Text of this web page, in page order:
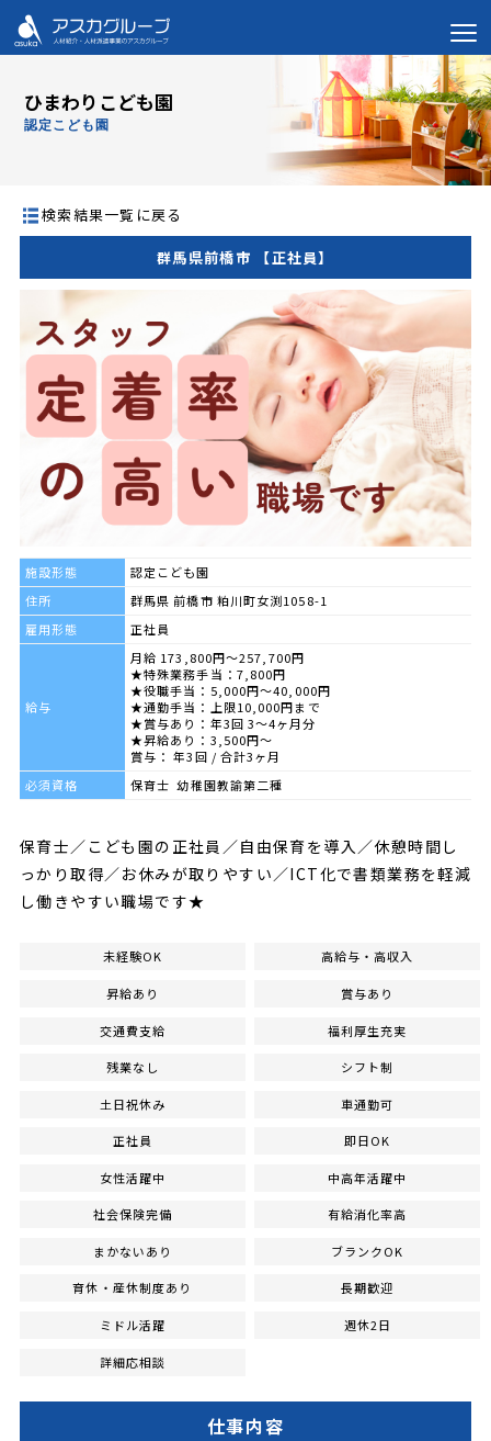
ひまわりこども園
認定こども園
検索結果一覧に戻る
群馬県前橋市 【正社員】
施設形態
認定こども園
住所
群馬県 前橋市 粕川町女渕1058-1
雇用形態
正社員
給与
月給 173,800円～257,700円
★特殊業務手当：7,800円
★役職手当：5,000円～40,000円
★通勤手当：上限10,000円まで
★賞与あり：年3回 3～4ヶ月分
★昇給あり：3,500円～
賞与： 年3回 / 合計3ヶ月
必須資格
保育士 幼稚園教諭第二種
保育士／こども園の正社員／自由保育を導入／休憩時間し
っかり取得／お休みが取りやすい／ICT化で書類業務を軽減
し働きやすい職場です★
未経験OK 高給与・高収入
昇給あり 賞与あり
交通費支給 福利厚生充実
残業なし シフト制
土日祝休み 車通勤可
正社員 即日OK
女性活躍中 中高年活躍中
社会保険完備 有給消化率高
まかないあり ブランクOK
育休・産休制度あり 長期歓迎
ミドル活躍 週休2日
詳細応相談
仕事内容